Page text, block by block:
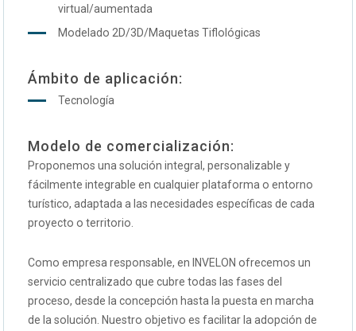
virtual/aumentada
Modelado 2D/3D/Maquetas Tiflológicas
Ámbito de aplicación:
Tecnología
Modelo de comercialización:
Proponemos una solución integral, personalizable y
fácilmente integrable en cualquier plataforma o entorno
turístico, adaptada a las necesidades específicas de cada
proyecto o territorio.
Como empresa responsable, en INVELON ofrecemos un
servicio centralizado que cubre todas las fases del
proceso, desde la concepción hasta la puesta en marcha
de la solución. Nuestro objetivo es facilitar la adopción de